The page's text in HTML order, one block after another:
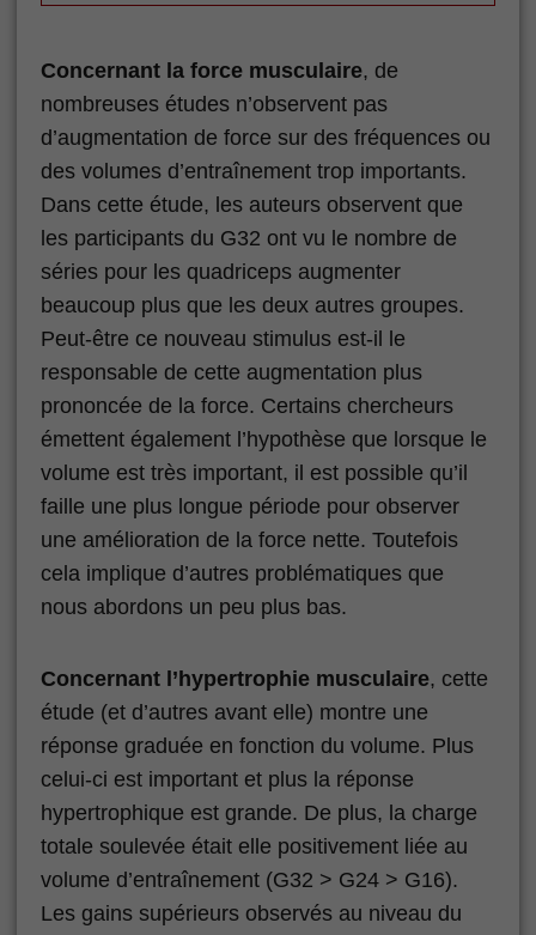
Concernant la force musculaire, de
nombreuses études n’observent pas
d’augmentation de force sur des fréquences ou
des volumes d’entraînement trop importants.
Dans cette étude, les auteurs observent que
les participants du G32 ont vu le nombre de
séries pour les quadriceps augmenter
beaucoup plus que les deux autres groupes.
Peut-être ce nouveau stimulus est-il le
responsable de cette augmentation plus
prononcée de la force. Certains chercheurs
émettent également l’hypothèse que lorsque le
volume est très important, il est possible qu’il
faille une plus longue période pour observer
une amélioration de la force nette. Toutefois
cela implique d’autres problématiques que
nous abordons un peu plus bas.
Concernant l’hypertrophie musculaire, cette
étude (et d’autres avant elle) montre une
réponse graduée en fonction du volume. Plus
celui-ci est important et plus la réponse
hypertrophique est grande. De plus, la charge
totale soulevée était elle positivement liée au
volume d’entraînement (G32 > G24 > G16).
Les gains supérieurs observés au niveau du